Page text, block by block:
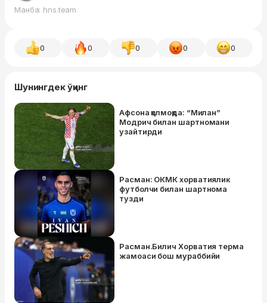
Манба: hns.team
0 0 0 0 0
Шунингдек ўқинг
Афсона қолмоқда: “Милан”
Модрич билан шартномани
узайтирди
Расман: ОКМК хорватиялик
футболчи билан шартнома
тузди
Расман.Билич Хорватия терма
жамоаси бош мураббийи